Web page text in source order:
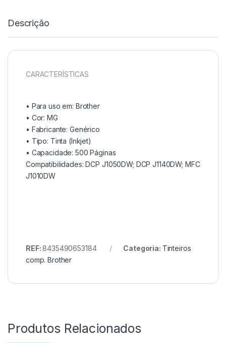
Descrição
CARACTERÍSTICAS
• Para uso em: Brother
• Cor:MG
• Fabricante:Genérico
• Tipo: Tinta (Inkjet)
• Capacidade:500 Páginas
Compatibilidades: DCP J1050DW; DCP J1140DW; MFC
J1010DW
REF:8435490653184 Categoria: Tinteiros
comp. Brother
Produtos Relacionados